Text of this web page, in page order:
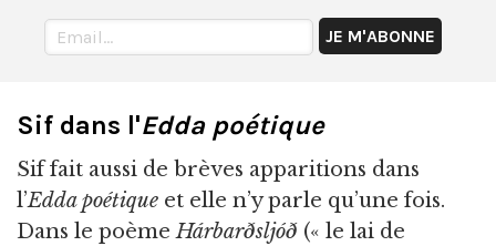
Sif dans l'Edda poétique
Sif fait aussi de brèves apparitions dans
l’Edda poétique et elle n’y parle qu’une fois.
Dans le poèmeHárbarðsljóð (« le lai de